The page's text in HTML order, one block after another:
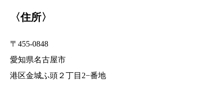
〈住所〉
〒455-0848
愛知県名古屋市
港区金城ふ頭２丁目2−番地